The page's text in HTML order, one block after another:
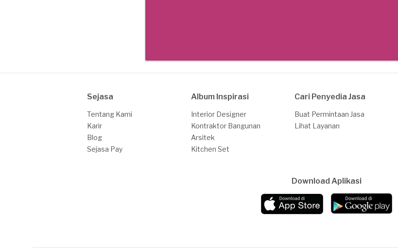
Sejasa
Tentang Kami
Karir
Blog
Sejasa Pay
Album Inspirasi
Interior Designer
Kontraktor Bangunan
Arsitek
Kitchen Set
Cari Penyedia Jasa
Buat Permintaan Jasa
Lihat Layanan
Download Aplikasi